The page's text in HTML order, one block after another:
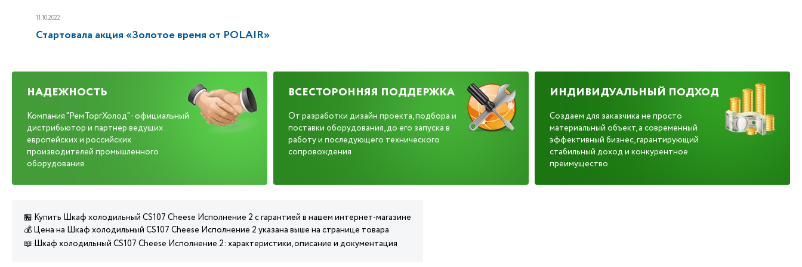
11.10.2022
Стартовала акция «Золотое время от POLAIR»
НАДЕЖНОСТЬ
Компания "РемТоргХолод" - официальный
дистрибьютор и партнер ведущих
европейских и российских
производителей промышленного
оборудования
ВСЕСТОРОННЯЯ ПОДДЕРЖКА
От разработки дизайн проекта, подбора и
поставки оборудования, до его запуска в
работу и последующего технического
сопровождения
ИНДИВИДУАЛЬНЫЙ ПОДХОД
Создаем для заказчика не просто
материальный объект, а современный
эффективный бизнес, гарантирующий
стабильный доход и конкурентное
преимущество.
🏪 Купить Шкаф холодильный CS107 Cheese Исполнение 2 с гарантией в нашем интернет-магазине
💰 Цена на Шкаф холодильный CS107 Cheese Исполнение 2 указана выше на странице товара
📖 Шкаф холодильный CS107 Cheese Исполнение 2: характеристики, описание и документация